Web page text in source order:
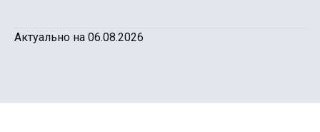
Актуально на 06.08.2026